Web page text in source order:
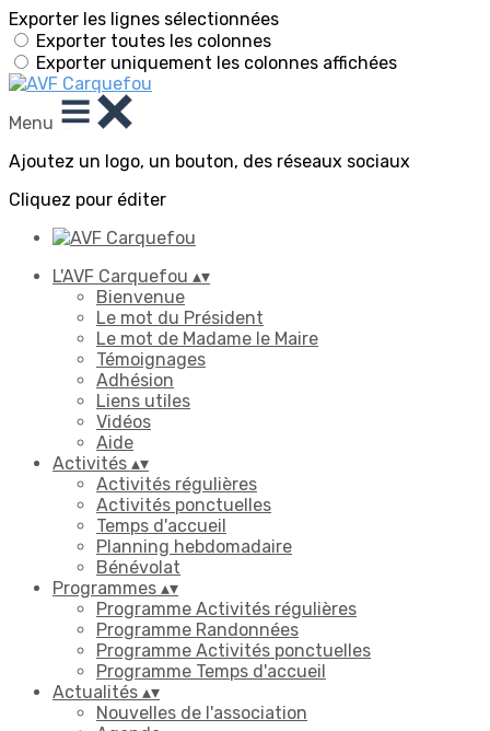
Exporter les lignes sélectionnées
Exporter toutes les colonnes
Exporter uniquement les colonnes affichées
Menu
Ajoutez un logo, un bouton, des réseaux sociaux
Cliquez pour éditer
L'AVF Carquefou ▴▾
Bienvenue
Le mot du Président
Le mot de Madame le Maire
Témoignages
Adhésion
Liens utiles
Vidéos
Aide
Activités ▴▾
Activités régulières
Activités ponctuelles
Temps d'accueil
Planning hebdomadaire
Bénévolat
Programmes ▴▾
Programme Activités régulières
Programme Randonnées
Programme Activités ponctuelles
Programme Temps d'accueil
Actualités ▴▾
Nouvelles de l'association